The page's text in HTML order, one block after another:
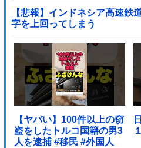
【悲報】インドネシア高速鉄
字を上回ってしまう
wwwwwwwwwww他
【ヤバい】100件以上の窃
盗をしたトルコ国籍の男3
人を逮捕 #移民 #外国人